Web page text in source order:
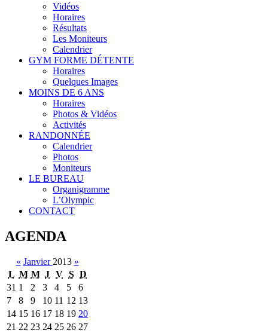
Vidéos
Horaires
Résultats
Les Moniteurs
Calendrier
GYM FORME DÉTENTE
Horaires
Quelques Images
MOINS DE 6 ANS
Horaires
Photos & Vidéos
Activités
RANDONNÉE
Calendrier
Photos
Moniteurs
LE BUREAU
Organigramme
L’Olympic
CONTACT
AGENDA
« Janvier 2013 »
L M M J V S D
31 1 2 3 4 5
6
7
8 9 10 11 12 13
14 15 16 17 18 19 20
21 22 23 24 25 26 27